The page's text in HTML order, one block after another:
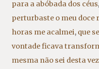
para a abóbada dos céus,
perturbaste o meu doce
horas me acalmei, que
vontade ficava
mesma não sei desta